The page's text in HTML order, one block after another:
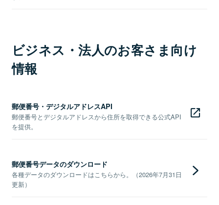
ビジネス・法人のお客さま向け
情報
郵便番号・デジタルアドレスAPI
郵便番号とデジタルアドレスから住所を取得できる公式API
を提供。
郵便番号データのダウンロード
各種データのダウンロードはこちらから。（2026年7月31日
更新）